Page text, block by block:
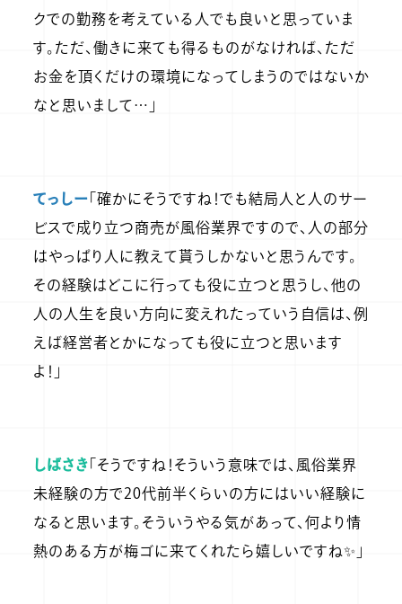
クでの勤務を考えている人でも良いと思っていま
す。ただ、働きに来ても得るものがなければ、ただ
お金を頂くだけの環境になってしまうのではないか
なと思いまして…」
てっしー「確かにそうですね！でも結局人と人のサー
ビスで成り立つ商売が風俗業界ですので、人の部分
はやっぱり人に教えて貰うしかないと思うんです。
その経験はどこに行っても役に立つと思うし、他の
人の人生を良い方向に変えれたっていう自信は、例
えば経営者とかになっても役に立つと思います
よ！」
しばさき「そうですね！そういう意味では、風俗業界
未経験の方で20代前半くらいの方にはいい経験に
なると思います。そういうやる気があって、何より情
熱のある方が梅ゴに来てくれたら嬉しいですね✨」